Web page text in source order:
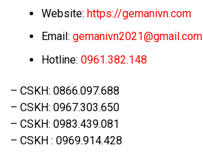
Website: https://gemanivn.com
Email: gemanivn2021@gmail.com
Hotline: 0961.382.148
– CSKH: 0866.097.688
– CSKH: 0967.303.650
– CSKH: 0983.439.081
– CSKH : 0969.914.428